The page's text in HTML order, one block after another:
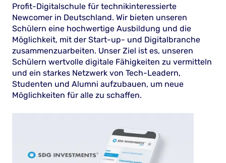
Profit-Digitalschule für technikinteressierte
Newcomer in Deutschland. Wir bieten unseren
Schülern eine hochwertige Ausbildung und die
Möglichkeit, mit der Start-up- und Digitalbranche
zusammenzuarbeiten. Unser Ziel ist es, unseren
Schülern wertvolle digitale Fähigkeiten zu vermitteln
und ein starkes Netzwerk von Tech-Leadern,
Studenten und Alumni aufzubauen, um neue
Möglichkeiten für alle zu schaffen.